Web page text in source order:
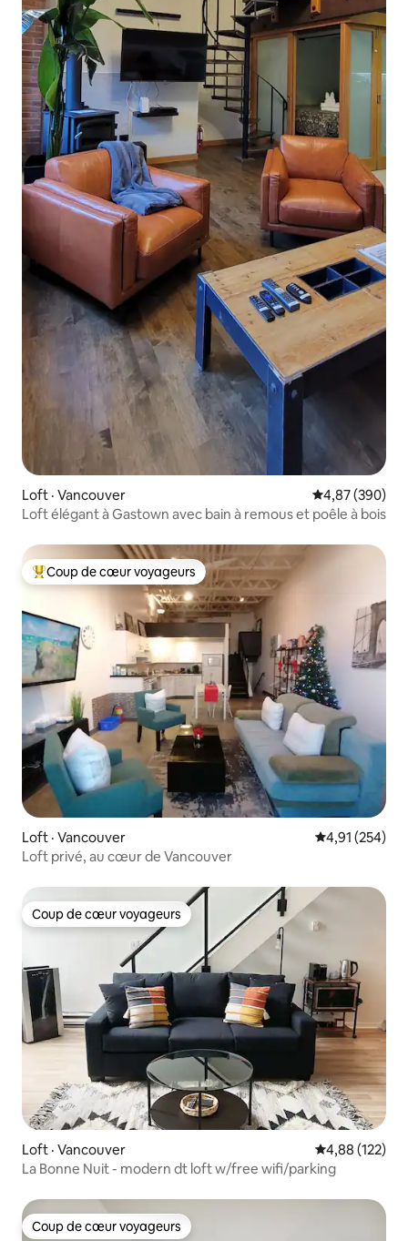
Loft · Vancouver Note
4,87 (390)
Loft élégant à Gastown avec bain à remous et poêle à bois
Coup de cœur voyageurs parmi les plus aimés
Coup de cœur voyageurs
Loft · Vancouver Note
4,91 (254)
Loft privé, au cœur de Vancouver
Coup de cœur voyageurs
Coup de cœur voyageurs
Loft · Vancouver Note
4,88 (122)
La Bonne Nuit - modern dt loft w/free wifi/parking
Coup de cœur voyageurs
Coup de cœur voyageurs